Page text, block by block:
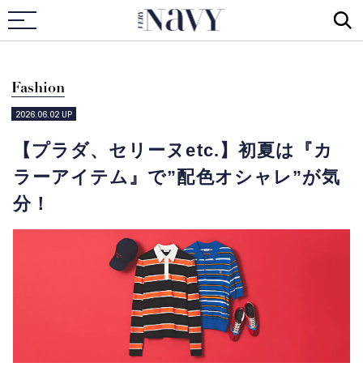
VERY NAVY
Fashion
2026.06.02 UP
【プラダ、セリーヌetc.】初夏は『カ
ラーアイテム』で”配色オシャレ”が気
分！